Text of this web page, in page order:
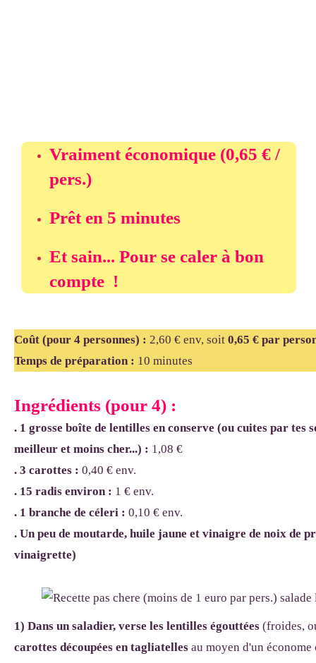
Vraiment économique (0,65 € /
pers.)
Prêt en 5 minutes
Et sain... Pour se caler à bon
compte !
Coût (pour 4 personnes) : 2,60 € env, soit 0,65 € par
Temps de préparation : 10 minutes
Ingrédients (pour 4) :
. 1 grosse boîte de lentilles en conserve (ou cuites par tes
meilleur et moins cher...) : 1,08 €
. 3 carottes : 0,40 € env.
. 15 radis environ : 1 € env.
. 1 branche de céleri : 0,10 € env.
. Un peu de moutarde, huile jaune et vinaigre de noix de
vinaigrette)
1) Dans un saladier, verse les lentilles égouttées (froides,
carottes découpées en tagliatelles au moyen d'un